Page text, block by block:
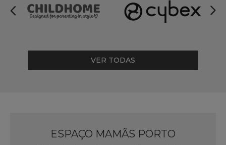
VER TODAS
ESPAÇO MAMÃS PORTO